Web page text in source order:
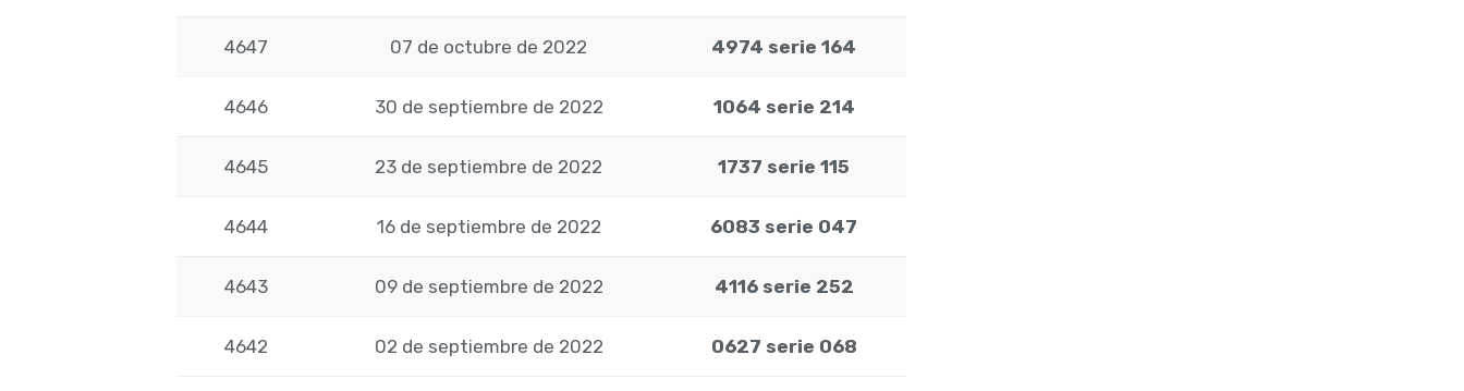
4647 07 de octubre de 2022 4974 serie 164
4646 30 de septiembre de 2022 1064 serie 214
4645 23 de septiembre de 2022 1737 serie 115
4644 16 de septiembre de 2022 6083 serie 047
4643 09 de septiembre de 2022 4116 serie 252
4642 02 de septiembre de 2022 0627 serie 068